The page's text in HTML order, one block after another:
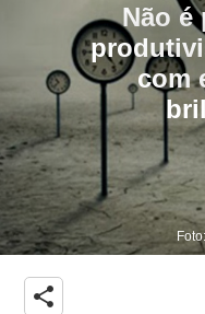
Não é
com
share